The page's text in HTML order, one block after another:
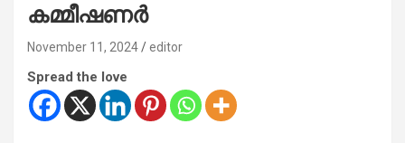
കമ്മീഷണർ
November 11, 2024 editor
Spread the love